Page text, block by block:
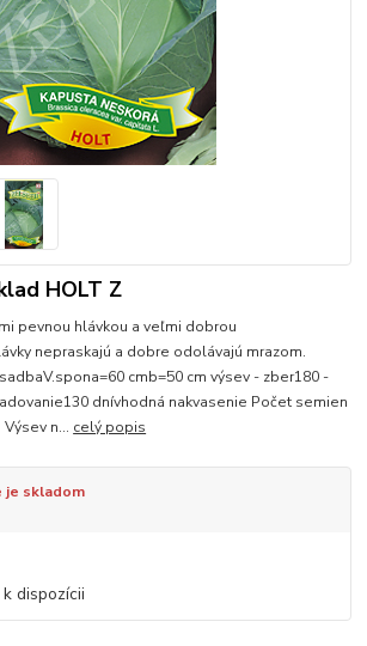
HOLT Z
pevnou hlávkou a veľmi dobrou
nepraskajú a dobre odolávajú mrazom.
cmb=50 cm výsev - zber180 -
dnívhodná nakvasenie Počet semien
n... celý popis
je skladom
dispozícii